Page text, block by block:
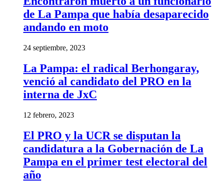
de La Pampa que había desaparecido
andando en moto
24 septiembre, 2023
La Pampa: el radical Berhongaray,
venció al candidato del PRO en la
interna de JxC
12 febrero, 2023
El PRO y la UCR se disputan la
candidatura a la Gobernación de La
Pampa en el primer test electoral del
año